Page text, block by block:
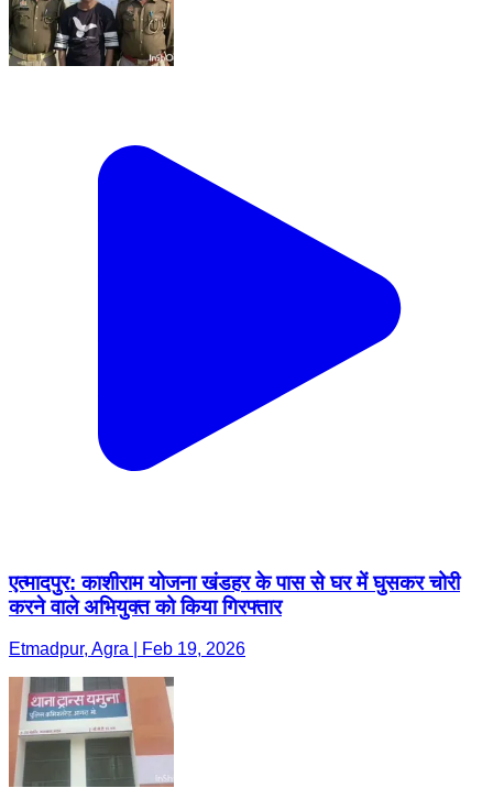
एत्मादपुर: काशीराम योजना खंडहर के पास से घर में घुसकर चोरी
करने वाले अभियुक्त को किया गिरफ्तार
Etmadpur, Agra | Feb 19, 2026